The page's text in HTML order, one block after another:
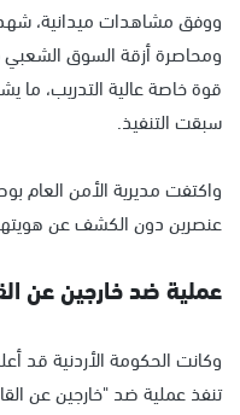
ووفق مشاهدات ميدانية،
ومحاصرة أزقة السوق الشعبي
قوة خاصة عالية التدريب، ما
سبقت التنفيذ.
واكتفت مديرية الأمن العام
عنصرين دون الكشف عن
عملية ضد خارجين عن
وكانت الحكومة الأردنية قد
تنفذ عملية ضد "خارجين عن